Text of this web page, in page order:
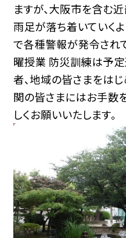
ますが、大阪市を含む
雨足が落ち着いていく
で各種警報が発令され
曜授業 防災訓練は予定
者、地域の皆さまをは
関の皆さまにはお手数
しくお願いいたします。